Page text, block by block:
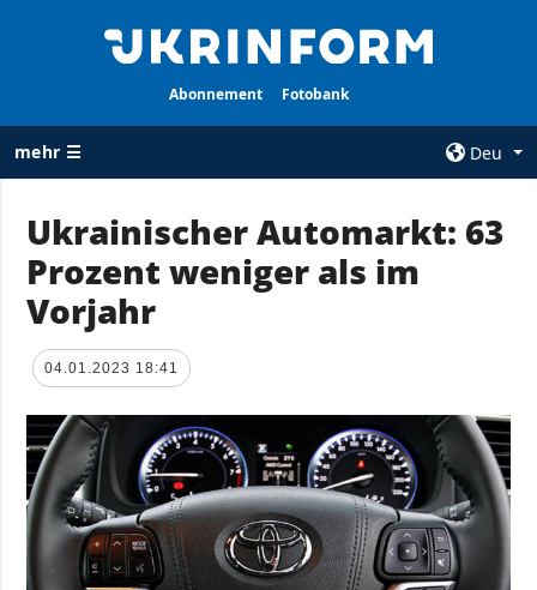
Abonnement Fotobank
mehr ☰
Deu
ALLE
RUBRIKEN
Krieg
Wiederaufbau
Politik
Wirtschaft
Militär
Gesellschaft und
Kultur
AGENTUR
Politik zur
Vertraulichkeit
und zum Schutz
personenbezogener
Daten
Ukrainischer Automarkt: 63
Prozent weniger als im
Vorjahr
04.01.2023 18:41